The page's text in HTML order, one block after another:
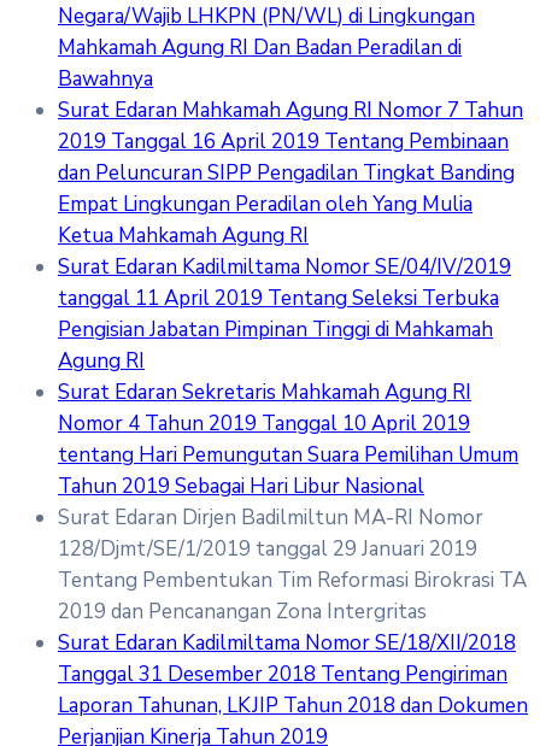
Negara/Wajib LHKPN (PN/WL) di Lingkungan
Mahkamah Agung RI Dan Badan Peradilan di
Bawahnya
Surat Edaran Mahkamah Agung RI Nomor 7 Tahun
2019 Tanggal 16 April 2019 Tentang Pembinaan
dan Peluncuran SIPP Pengadilan Tingkat Banding
Empat Lingkungan Peradilan oleh Yang Mulia
Ketua Mahkamah Agung RI
Surat Edaran Kadilmiltama Nomor SE/04/IV/2019
tanggal 11 April 2019 Tentang Seleksi Terbuka
Pengisian Jabatan Pimpinan Tinggi di Mahkamah
Agung RI
Surat Edaran Sekretaris Mahkamah Agung RI
Nomor 4 Tahun 2019 Tanggal 10 April 2019
tentang Hari Pemungutan Suara Pemilihan Umum
Tahun 2019 Sebagai Hari Libur Nasional
Surat Edaran Dirjen Badilmiltun MA-RI Nomor
128/Djmt/SE/1/2019 tanggal 29 Januari 2019
Tentang Pembentukan Tim Reformasi Birokrasi TA
2019 dan Pencanangan Zona Intergritas
Surat Edaran Kadilmiltama Nomor SE/18/XII/2018
Tanggal 31 Desember 2018 Tentang Pengiriman
Laporan Tahunan, LKJIP Tahun 2018 dan Dokumen
Perjanjian Kinerja Tahun 2019